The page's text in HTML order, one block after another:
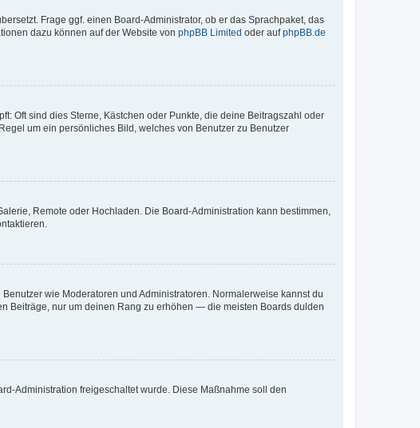
Frage ggf. einen Board-Administrator, ob er das Sprachpaket, das
dazu können auf der Website von phpBB Limited oder aufphpBB.de
Oft sind dies Sterne, Kästchen oder Punkte, die deine Beitragszahl oder
um ein persönliches Bild, welches von Benutzer zu Benutzer
Remote oder Hochladen. Die Board-Administration kann bestimmen,
wie Moderatoren und Administratoren. Normalerweise kannst du
Beiträge, nur um deinen Rang zu erhöhen — die meisten Boards dulden
Administration freigeschaltet wurde. Diese Maßnahme soll den